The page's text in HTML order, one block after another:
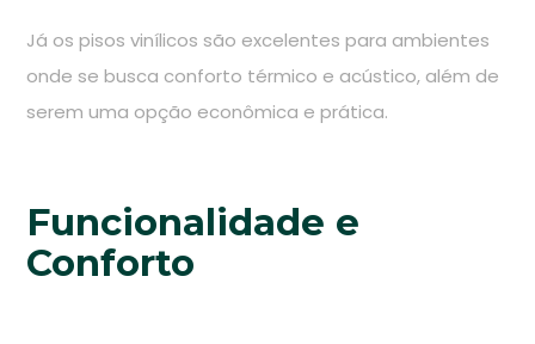
Já os pisos vinílicos são excelentes para ambientes
onde se busca conforto térmico e acústico, além de
serem uma opção econômica e prática.
Funcionalidade e
Conforto